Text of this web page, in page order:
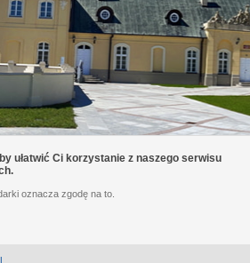
ułatwić Ci korzystanie z naszego serwisu
oznacza zgodę na to.